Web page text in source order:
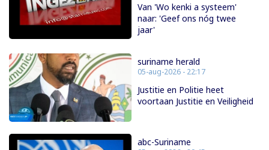
Van 'Wo kenki a systeem'
naar: 'Geef ons nóg twee
jaar'
suriname herald
05-aug-2026 - 22:17
Justitie en Politie heet
voortaan Justitie en Veiligheid
abc-Suriname